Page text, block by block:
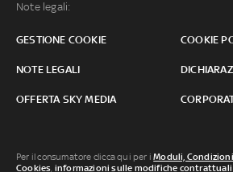
Note legali:
GESTIONE COOKIE COOKIE
NOTE LEGALI
OFFERTA SKY MEDIA
Per il consumatore clicca qui per iModuli,
Cookies, informazioni sulle modifiche contrattuali